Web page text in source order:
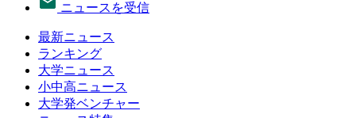
ニュースを受信
最新ニュース
ランキング
大学ニュース
小中高ニュース
大学発ベンチャー